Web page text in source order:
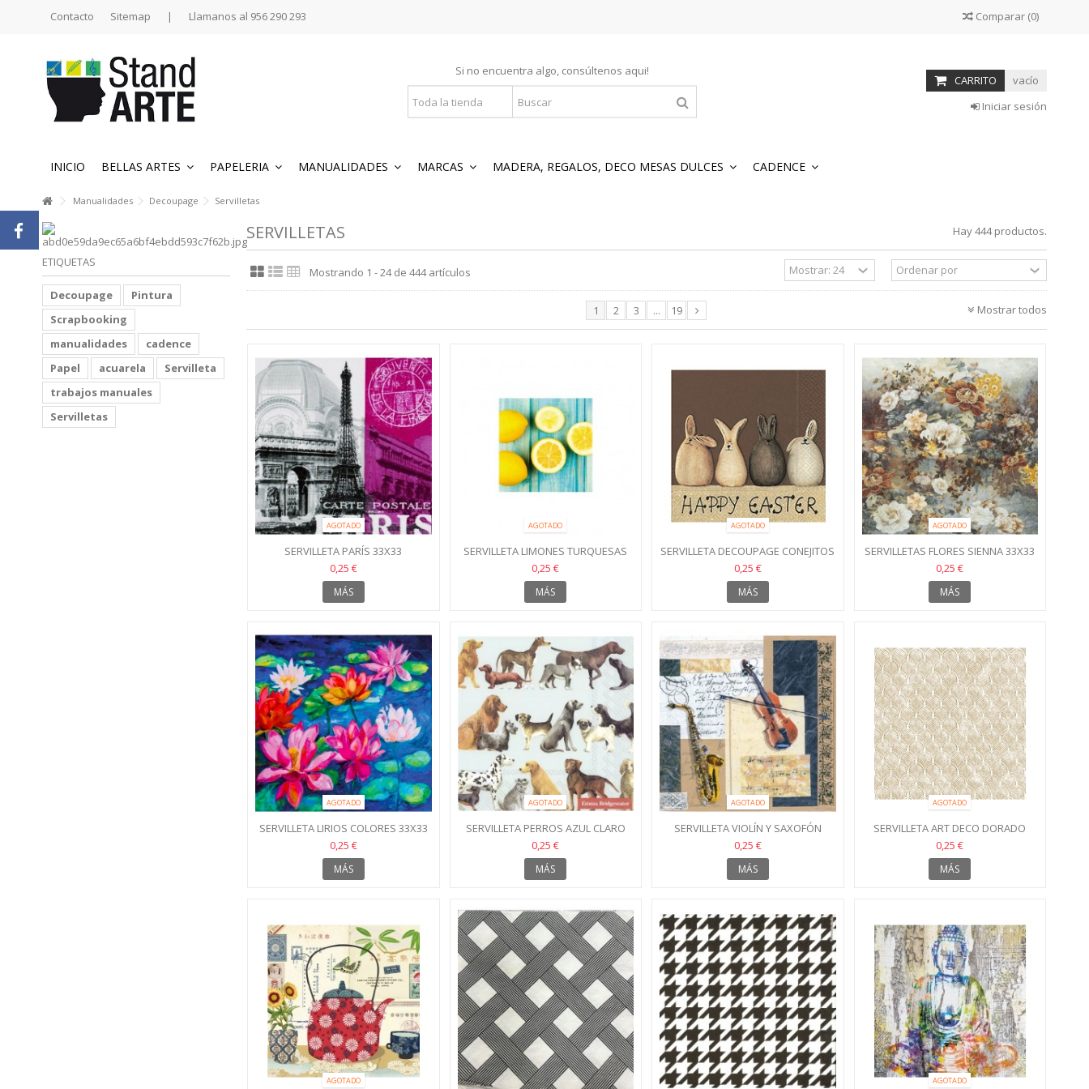
Contacto Sitemap | Llamanos al 956 290 293 Comparar (0)
Si no encuentra algo, consúltenos aqui!
CARRITO
vacío
Iniciar sesión
INICIO BELLAS ARTES PAPELERIA MANUALIDADES MARCAS MADERA, REGALOS, DECO MESAS DULCES CADENCE
Manualidades Decoupage Servilletas
SERVILLETAS Hay 444 productos.
Mostrando 1 - 24 de 444 artículos
Mostrar todos
1 2 3 ... 19
AGOTADO
SERVILLETA PARÍS 33X33
0,25 €
MÁS
AGOTADO
SERVILLETA LIMONES TURQUESAS
33X33
0,25 €
MÁS
AGOTADO
SERVILLETA DECOUPAGE CONEJITOS
33X33
0,25 €
MÁS
AGOTADO
SERVILLETAS FLORES SIENNA 33X33
0,25 €
MÁS
AGOTADO
SERVILLETA LIRIOS COLORES 33X33
0,25 €
MÁS
AGOTADO
SERVILLETA PERROS AZUL CLARO
33X33
0,25 €
MÁS
AGOTADO
SERVILLETA VIOLÍN Y SAXOFÓN
33X33
0,25 €
MÁS
AGOTADO
SERVILLETA ART DECO DORADO
0,25 €
MÁS
AGOTADO AGOTADO
ETIQUETAS
Decoupage
Pintura
Scrapbooking
manualidades
cadence
Papel
acuarela
Servilleta
trabajos manuales
Servilletas